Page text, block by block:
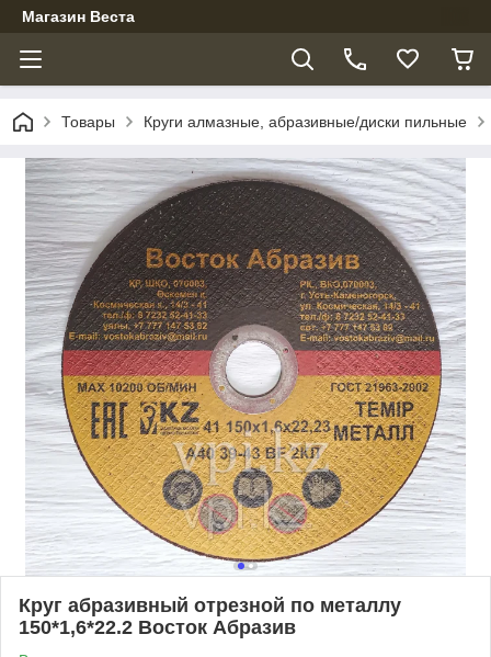
Магазин Веста
Товары Круги алмазные, абразивные/диски пильные
Круг абразивный отрезной по металлу
150*1,6*22.2 Восток Абразив